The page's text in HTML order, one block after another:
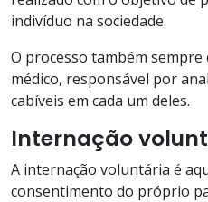
indivíduo na sociedade.
O processo também
médico, responsável por
cabíveis em cada um deles.
Internação
A internação voluntária é
consentimento do próprio